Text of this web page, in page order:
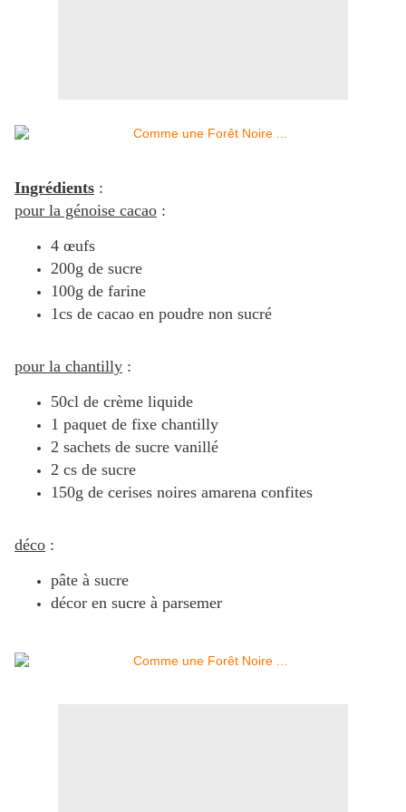
Ingrédients :
pour la génoise cacao :
4 œufs
200g de sucre
100g de farine
1cs de cacao en poudre non sucré
pour la chantilly :
50cl de crème liquide
1 paquet de fixe chantilly
2 sachets de sucre vanillé
2 cs de sucre
150g de cerises noires amarena confites
déco :
pâte à sucre
décor en sucre à parsemer